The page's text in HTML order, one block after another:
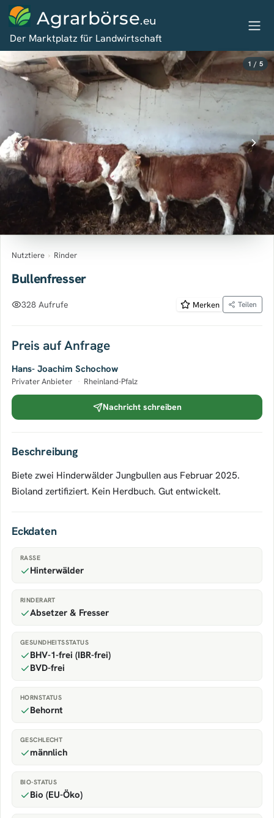
Agrarbörse.eu
Der Marktplatz für Landwirtschaft
1 / 5
Nutztiere › Rinder
Bullenfresser
328 Aufrufe Merken Teilen
Preis auf Anfrage
Hans- Joachim Schochow
Privater Anbieter · Rheinland-Pfalz
Nachricht schreiben
Beschreibung
Biete zwei Hinderwälder Jungbullen aus Februar 2025.
Bioland zertifiziert. Kein Herdbuch. Gut entwickelt.
Eckdaten
RASSE
Hinterwälder
RINDERART
Absetzer & Fresser
GESUNDHEITSSTATUS
BHV-1-frei (IBR-frei)
BVD-frei
HORNSTATUS
Behornt
GESCHLECHT
männlich
BIO-STATUS
Bio (EU-Öko)